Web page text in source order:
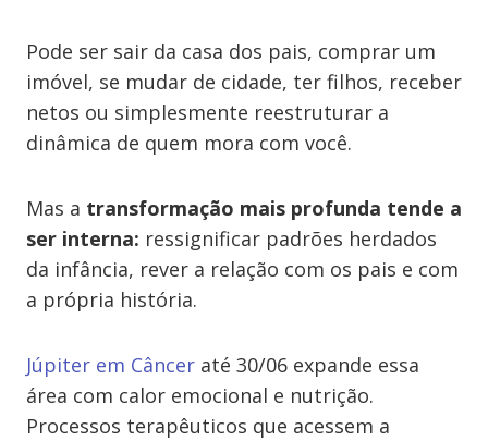
Pode ser sair da casa dos pais, comprar um
imóvel, se mudar de cidade, ter filhos, receber
netos ou simplesmente reestruturar a
dinâmica de quem mora com você.
Mas a transformação mais profunda tende a
ser interna: ressignificar padrões herdados
da infância, rever a relação com os pais e com
a própria história.
Júpiter em Câncer até 30/06 expande essa
área com calor emocional e nutrição.
Processos terapêuticos que acessem a